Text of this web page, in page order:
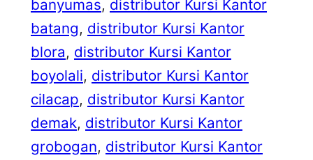
banyumas, distributor Kursi Kantor
batang, distributor Kursi Kantor
blora, distributor Kursi Kantor
boyolali, distributor Kursi Kantor
cilacap, distributor Kursi Kantor
demak, distributor Kursi Kantor
grobogan, distributor Kursi Kantor